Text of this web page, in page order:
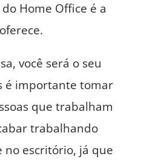
Home Office é a
você será o seu
é importante tomar
que trabalham
trabalhando
escritório, já que